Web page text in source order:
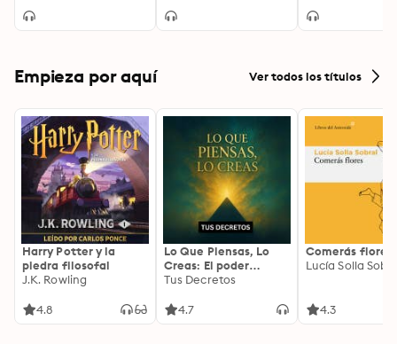
Empieza por aquí Ver todos los títulos
Harry Potter y la
piedra filosofal
J.K. Rowling
4.8
Lo Que Piensas, Lo
Creas: El poder
invisible de tus
tu energía para
Tus Decretos
4.7
Comerás flores
Lucía Solla
4.3